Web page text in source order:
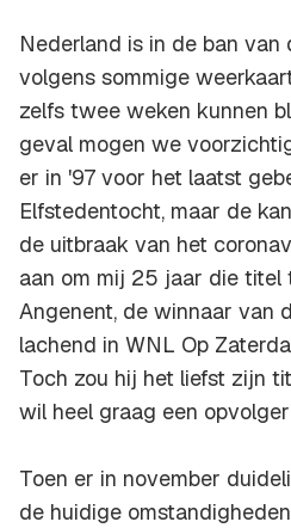
Nederland is in de ban van
volgens sommige
zelfs twee weken kunnen
geval mogen we
er in '97 voor het laatst
Elfstedentocht, maar de
de uitbraak van het
aan om mij 25 jaar die titel
Angenent, de winnaar van
lachend in WNL Op
Toch zou hij het liefst zijn
wil heel graag een
Toen er in november
de huidige